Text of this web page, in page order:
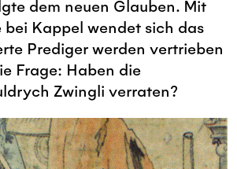
dem neuen Glauben. Mit
Kappel wendet sich das
Prediger werden vertrieben
Frage: Haben die
Zwingli verraten?